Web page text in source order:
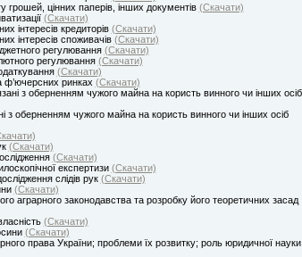
грошей, цінних паперів, інших документів (Скачати)
(Скачати)
інтересів кредиторів (Скачати)
інтересів споживачів (Скачати)
регулювання (Скачати)
регулювання (Скачати)
(Скачати)
ф’ючерсних ринках (Скачати)
з оберненням чужого майна на користь винного чи інших осіб
з оберненням чужого майна на користь винного чи інших осіб
(Скачати)
(Скачати)
експертизи (Скачати)
слідів рук (Скачати)
(Скачати)
аграрного законодавства та розробку його теоретичних засад
(Скачати)
(Скачати)
права України; проблеми їх розвитку; роль юридичної науки